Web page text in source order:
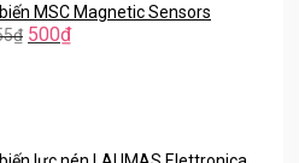
MSC Magnetic Sensors
₫ 500₫